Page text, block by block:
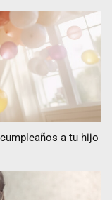
a tu hijo